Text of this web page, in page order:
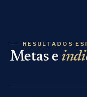
RESULTADOS
Metas e